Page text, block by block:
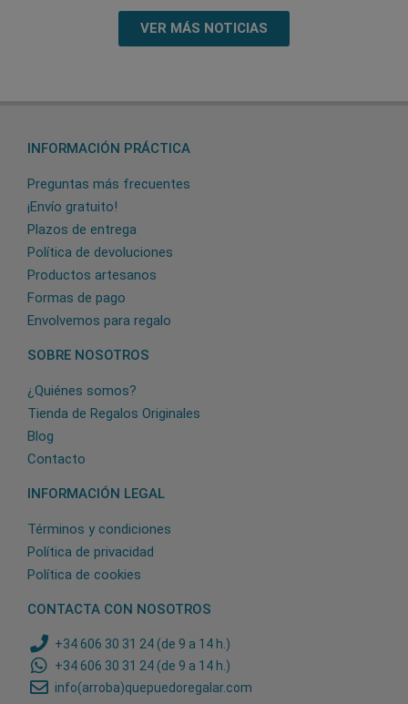
VER MÁS NOTICIAS
INFORMACIÓN PRÁCTICA
Preguntas más frecuentes
¡Envío gratuito!
Plazos de entrega
Política de devoluciones
Productos artesanos
Formas de pago
Envolvemos para regalo
SOBRE NOSOTROS
¿Quiénes somos?
Tienda de Regalos Originales
Blog
Contacto
INFORMACIÓN LEGAL
Términos y condiciones
Política de privacidad
Política de cookies
CONTACTA CON NOSOTROS
+34 606 30 31 24 (de 9 a 14 h.)
+34 606 30 31 24 (de 9 a 14 h.)
info(arroba)quepuedoregalar.com